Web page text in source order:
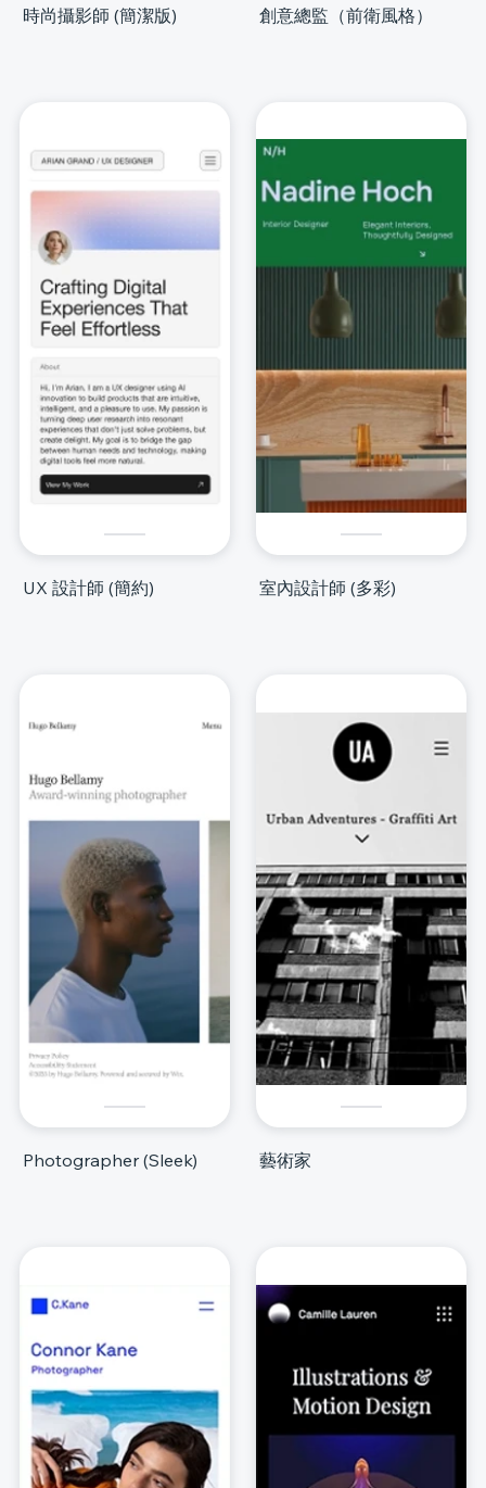
時尚攝影師 (簡潔版) 創意總監（前衛風格）
UX 設計師 (簡約) 室內設計師 (多彩)
Photographer (Sleek) 藝術家